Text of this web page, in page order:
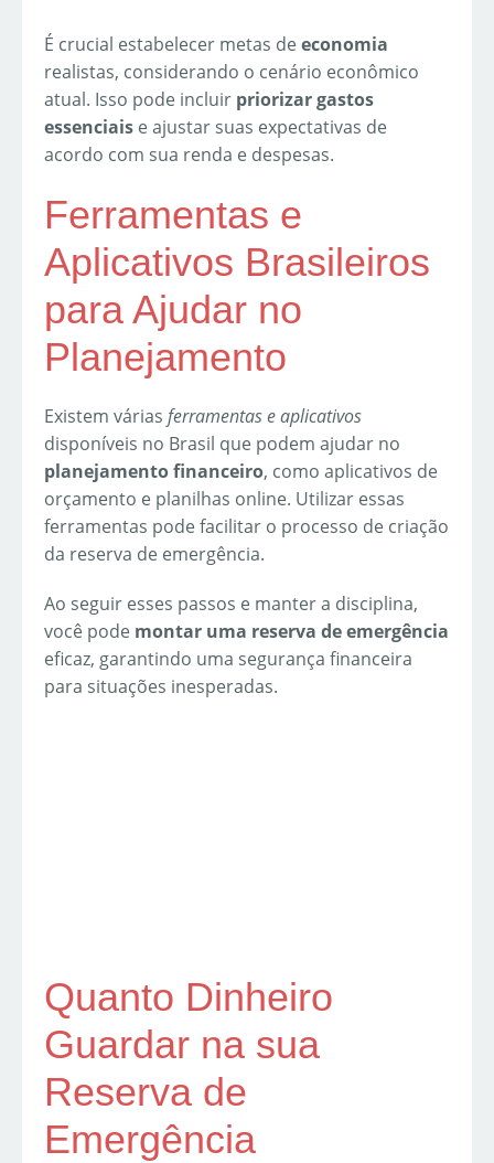
É crucial estabelecer metas deeconomia
realistas, considerando o cenário econômico
atual. Isso pode incluir priorizar gastos
essenciais e ajustar suas expectativas de
acordo com sua renda e despesas.
Ferramentas e
Aplicativos Brasileiros
para Ajudar no
Planejamento
Existem várias ferramentas e aplicativos
disponíveis no Brasil que podem ajudar no
planejamento financeiro, como aplicativos de
orçamento e planilhas online. Utilizar essas
ferramentas pode facilitar o processo de criação
da reserva de emergência.
Ao seguir esses passos e manter a disciplina,
você pode montar uma reserva de emergência
eficaz, garantindo uma segurança financeira
para situações inesperadas.
Quanto Dinheiro
Guardar na sua
Reserva de
Emergência